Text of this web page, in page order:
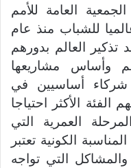
العامة للأمم
يوما عالميا للشباب منذ عام
تذكير العالم بدورهم
وأساس مشاريعها
شركاء أساسيين في
الفئة الأكثر احتياجا
العمرية التي
الكونية تعتبر
التي تواجه